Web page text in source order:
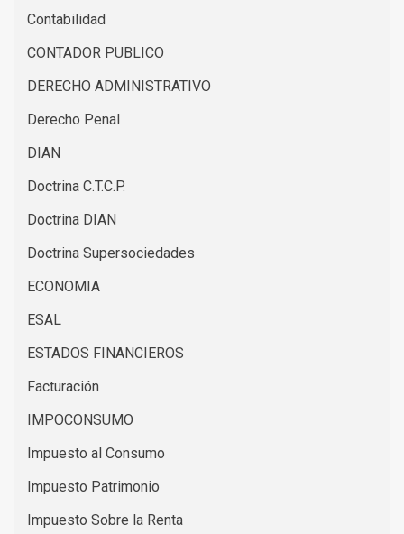
Contabilidad
CONTADOR PUBLICO
DERECHO ADMINISTRATIVO
Derecho Penal
DIAN
Doctrina C.T.C.P.
Doctrina DIAN
Doctrina Supersociedades
ECONOMIA
ESAL
ESTADOS FINANCIEROS
Facturación
IMPOCONSUMO
Impuesto al Consumo
Impuesto Patrimonio
Impuesto Sobre la Renta